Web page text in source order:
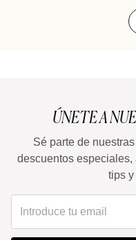
ÚNETE A
Sé parte de
descuentos
tips y